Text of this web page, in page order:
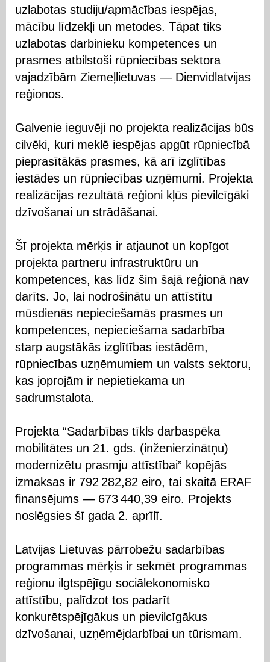
uzlabotas studiju/apmācības iespējas,
mācību līdzekļi un metodes. Tāpat tiks
uzlabotas darbinieku kompetences un
prasmes atbilstoši rūpniecības sektora
vajadzībām Ziemeļlietuvas — Dienvidlatvijas
reģionos.
Galvenie ieguvēji no projekta realizācijas būs
cilvēki, kuri meklē iespējas apgūt rūpniecībā
pieprasītākās prasmes, kā arī izglītības
iestādes un rūpniecības uzņēmumi. Projekta
realizācijas rezultātā reģioni kļūs pievilcīgāki
dzīvošanai un strādāšanai.
Šī projekta mērķis ir atjaunot un kopīgot
projekta partneru infrastruktūru un
kompetences, kas līdz šim šajā reģionā nav
darīts. Jo, lai nodrošinātu un attīstītu
mūsdienās nepieciešamās prasmes un
kompetences, nepieciešama sadarbība
starp augstākās izglītības iestādēm,
rūpniecības uzņēmumiem un valsts sektoru,
kas joprojām ir nepietiekama un
sadrumstalota.
Projekta “Sadarbības tīkls darbaspēka
mobilitātes un 21. gds. (inženierzinātņu)
modernizētu prasmju attīstībai” kopējās
izmaksas ir 792 282,82 eiro, tai skaitā ERAF
finansējums — 673 440,39 eiro. Projekts
noslēgsies šī gada 2. aprīlī.
Latvijas Lietuvas pārrobežu sadarbības
programmas mērķis ir sekmēt programmas
reģionu ilgtspējīgu sociālekonomisko
attīstību, palīdzot tos padarīt
konkurētspējīgākus un pievilcīgākus
dzīvošanai, uzņēmējdarbībai un tūrismam.